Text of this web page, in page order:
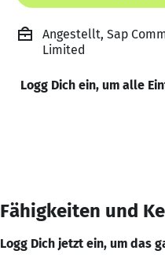
Angestellt, Sap
Limited
Logg Dich ein, um alle
Fähigkeiten und
Logg Dich jetzt ein, um das